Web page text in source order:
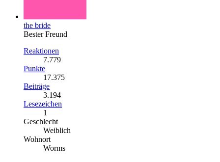
the bride
Bester Freund
Reaktionen
7.779
Punkte
17.375
Beiträge
3.194
Lesezeichen
1
Geschlecht
Weiblich
Wohnort
Worms